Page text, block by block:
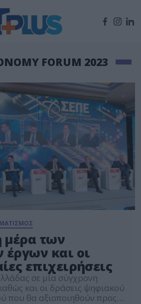
FORUM 2023
μέρα των
και οι
επιχειρήσεις
σε μία σύγχρονη
και οι δράσεις ψηφιακού
που θα αξιοποιηθούν προς